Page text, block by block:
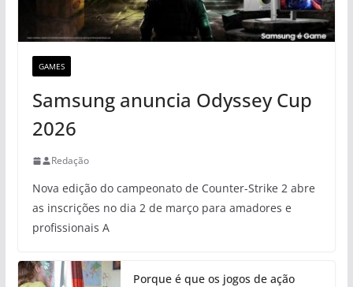
GAMES
Samsung anuncia Odyssey Cup
2026
Redação
Nova edição do campeonato de Counter-Strike 2 abre
as inscrições no dia 2 de março para amadores e
profissionais A
Porque é que os jogos de ação